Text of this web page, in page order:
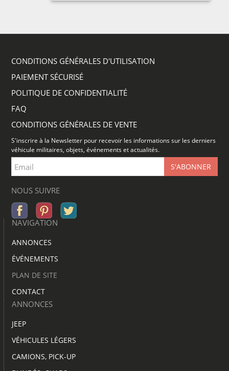
CONDITIONS GÉNÉRALES D'UTILISATION
PAIEMENT SÉCURISÉ
POLITIQUE DE CONFIDENTIALITÉ
FAQ
CONDITIONS GÉNÉRALES DE VENTE
S'inscrire à la Newsletter pour recevoir les informations sur les derniers
véhicule militaires, objets, événements et actualités.
NOUS SUIVRE
NAVIGATION
ANNONCES
ÉVÉNEMENTS
PLAN DE SITE
CONTACT
ANNONCES
JEEP
VÉHICULES LÉGERS
CAMIONS, PICK-UP